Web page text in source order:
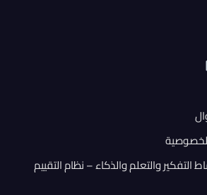
والتعلم والذكاء – نظام التقييم